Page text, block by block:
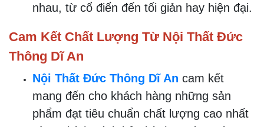
chỉnh độ cao dễ dàng, trong khi mặt kính
dày 8mm mài bóng cạnh tạo sự an toàn
và tinh tế.
Lợi Ích Vượt Trội Của Bộ Bàn Ghế Cafe